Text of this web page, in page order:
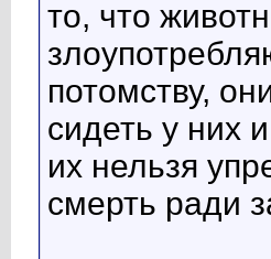
то, что
потомству,
сидеть у них
их нельзя
смерть ради